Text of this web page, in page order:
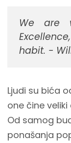
We are
habit. -
Ljudi su bića
one čine
Od samog
ponašanja